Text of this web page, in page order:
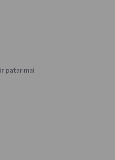
patarimai